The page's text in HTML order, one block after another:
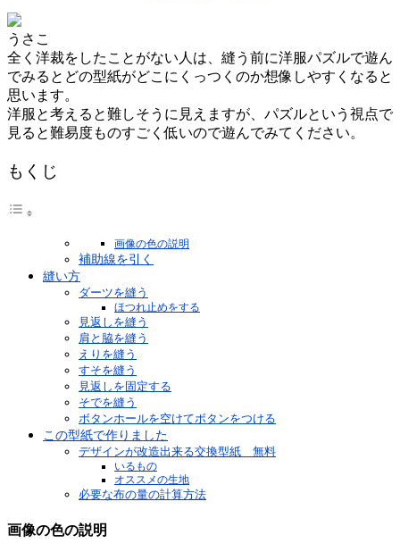
うさこ
全く洋裁をしたことがない人は、縫う前に洋服パズルで遊ん
でみるとどの型紙がどこにくっつくのか想像しやすくなると
思います。
洋服と考えると難しそうに見えますが、パズルという視点で
見ると難易度ものすごく低いので遊んでみてください。
もくじ
画像の色の説明
補助線を引く
縫い方
ダーツを縫う
ほつれ止めをする
見返しを縫う
肩と脇を縫う
えりを縫う
すそを縫う
見返しを固定する
そでを縫う
ボタンホールを空けてボタンをつける
この型紙で作りました
デザインが改造出来る交換型紙 無料
いるもの
オススメの生地
必要な布の量の計算方法
画像の色の説明